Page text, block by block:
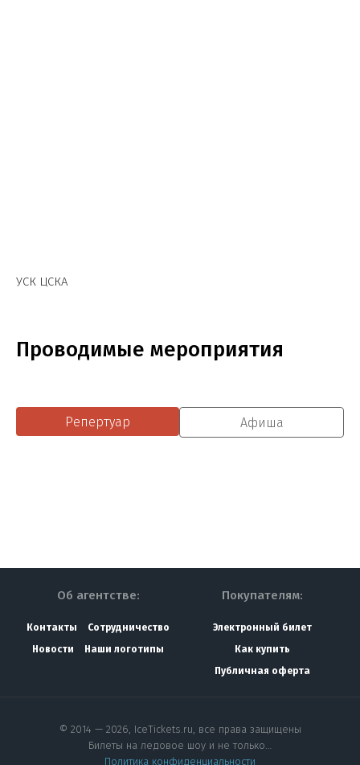
УСК ЦСКА
Проводимые мероприятия
Репертуар Афиша
Об агентстве:
Контакты
Сотрудничество
Новости
Наши логотипы
Покупателям:
Электронный билет
Как купить
Публичная оферта
© 2014 — 2026, IceTickets.ru, все права защищены
Билеты на ледовое шоу и не только…
Политика конфиденциальности